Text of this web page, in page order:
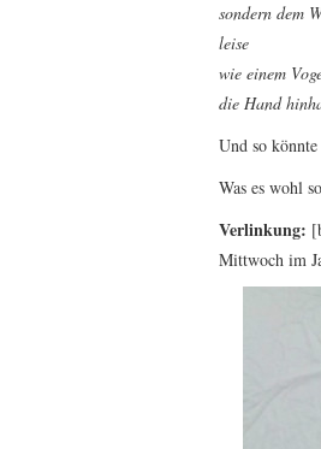
sondern dem
leise
wie einem
die Hand
Und so
Was es wohl
Verlinkung:
Mittwoch im